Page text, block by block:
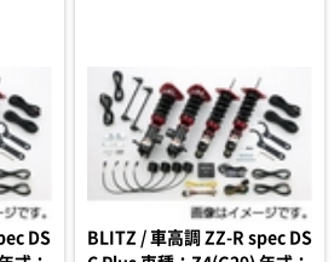
BLITZ / 車高調 ZZ-R spec DS